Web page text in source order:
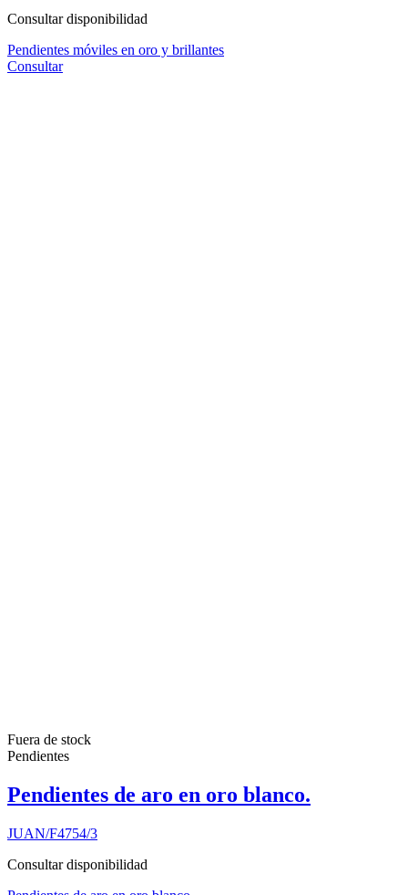
Consultar disponibilidad
Pendientes móviles en oro y brillantes
Consultar
Fuera de stock
Pendientes
Pendientes de aro en oro blanco.
JUAN/F4754/3
Consultar disponibilidad